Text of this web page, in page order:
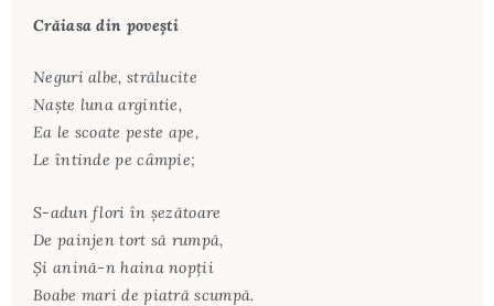
Crăiasa din poveşti
Neguri albe, strălucite
Naşte luna argintie,
Ea le scoate peste ape,
Le întinde pe câmpie;
S-adun flori în şezătoare
De painjen tort să rumpă,
Şi anină-n haina nopţii
Boabe mari de piatră scumpă.